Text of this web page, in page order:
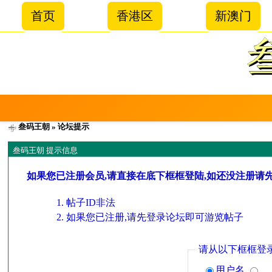
首页 香港区 新澳门
叁码王朝 » 论坛提示
叁码王朝 提示信息
如果您已注册会员,请直接在底下框框登陆,如还没注册请
帖子ID非法
如果您已注册,请先登录论坛即可游览帖子
请从以下框框登
用户名